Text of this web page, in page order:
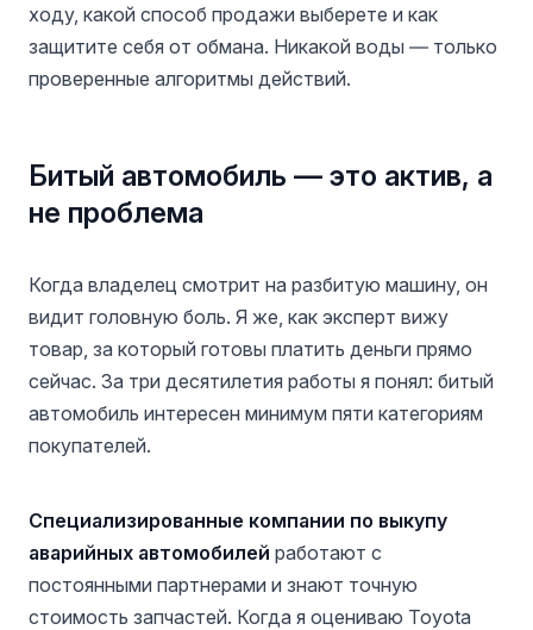
ходу, какой способ продажи выберете и как
защитите себя от обмана. Никакой воды — только
проверенные алгоритмы действий.
Битый автомобиль — это актив, а
не проблема
Когда владелец смотрит на разбитую машину, он
видит головную боль. Я же, как эксперт вижу
товар, за который готовы платить деньги прямо
сейчас. За три десятилетия работы я понял: битый
автомобиль интересен минимум пяти категориям
покупателей.
Специализированные компании по выкупу
аварийных автомобилей работают с
постоянными партнерами и знают точную
стоимость запчастей. Когда я оцениваю Toyota